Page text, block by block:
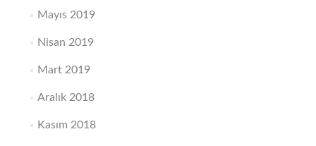
Mayıs 2019
Nisan 2019
Mart 2019
Aralık 2018
Kasım 2018